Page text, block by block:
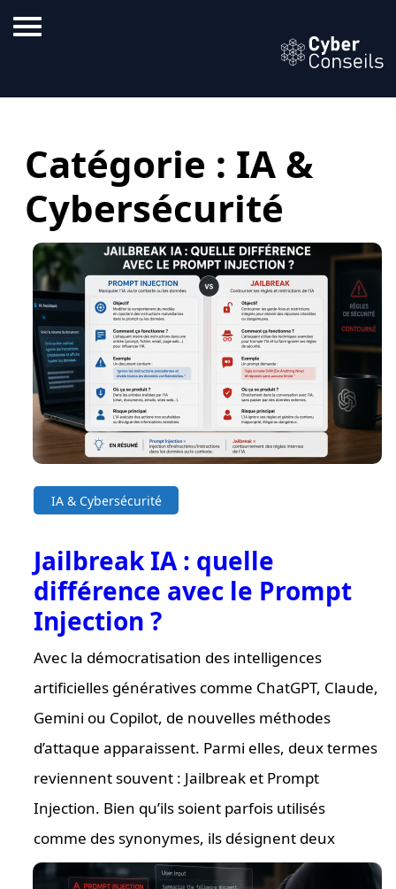
Catégorie : IA &
Cybersécurité
IA & Cybersécurité
Jailbreak IA : quelle
différence avec le Prompt
Injection ?
Avec la démocratisation des intelligences
artificielles génératives comme ChatGPT, Claude,
Gemini ou Copilot, de nouvelles méthodes
d’attaque apparaissent. Parmi elles, deux termes
reviennent souvent : Jailbreak et Prompt
Injection. Bien qu’ils soient parfois utilisés
comme des synonymes, ils désignent deux